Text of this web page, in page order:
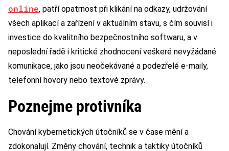
online, patří opatrnost při klikání na odkazy, udržování
všech aplikací a zařízení v aktuálním stavu, s čím souvisí i
investice do kvalitního bezpečnostního softwaru, a v
neposlední řadě i kritické zhodnocení veškeré nevyžádané
komunikace, jako jsou neočekávané a podezřelé e-maily,
telefonní hovory nebo textové zprávy.
Poznejme protivníka
Chování kybernetických útočníků se v čase mění a
zdokonalují. Změny chování, technik a taktiky útočníků